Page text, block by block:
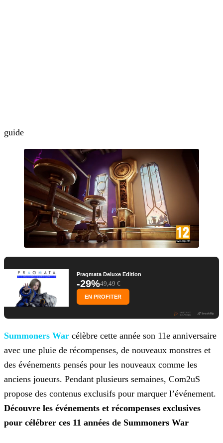
guide
Pragmata Deluxe Edition
-29%49,49 €
EN PROFITER
Summoners War célèbre cette année son 11e anniversaire
avec une pluie de récompenses, de nouveaux monstres et
des événements pensés pour les nouveaux comme les
anciens joueurs. Pendant plusieurs semaines, Com2uS
propose des contenus exclusifs pour marquer l’événement.
Découvre les événements et récompenses exclusives
pour célébrer ces 11 années de Summoners War